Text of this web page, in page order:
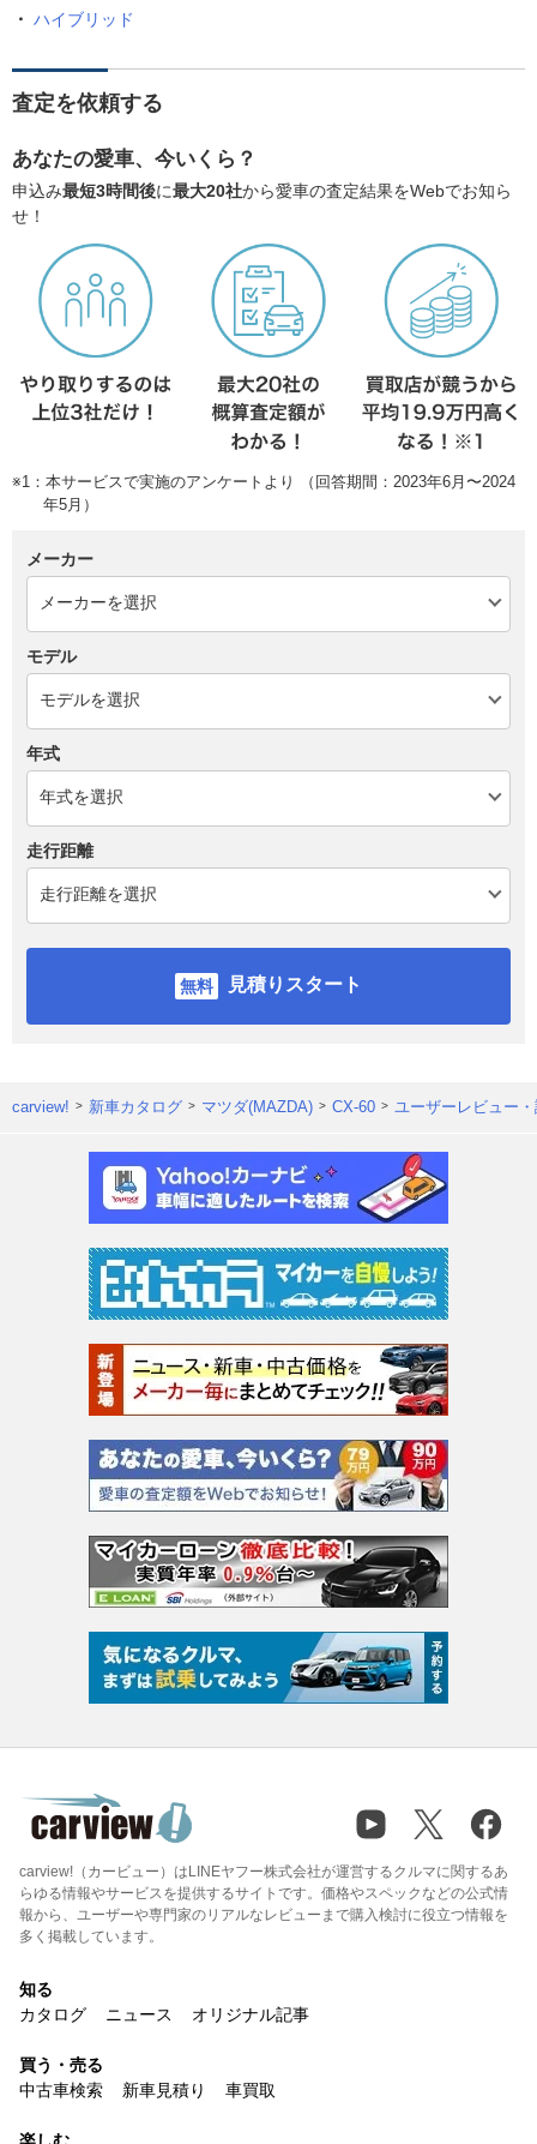
ハイブリッド
査定を依頼する
あなたの愛車、今いくら？
申込み最短3時間後に最大20社から愛車の査定結果をWebでお知ら
せ！
※1：本サービスで実施のアンケートより （回答期間：2023年6月〜2024
年5月）
メーカー
モデル
年式
走行距離
見積りスタート
carview! 新車カタログ マツダ(MAZDA) CX-60 ユーザーレビュー
carview!（カービュー）はLINEヤフー株式会社が運営するクルマに関するあ
らゆる情報やサービスを提供するサイトです。価格やスペックなどの公式情
報から、ユーザーや専門家のリアルなレビューまで購入検討に役立つ情報を
多く掲載しています。
知る
カタログ
ニュース オリジナル記事
買う・売る
中古車検索
新車見積り 車買取